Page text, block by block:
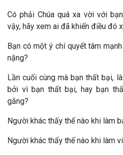
Có phải Chúa quá xa vời với
vậy, hãy xem ai đã khiến điều đó
Bạn có một ý chí quyết tâm
nặng?
Lần cuối cùng mà bạn thất bại,
bởi vì bạn thất bại, hay bạn
gắng?
Người khác thấy thế nào khi làm
Người khác thấy thế nào khi làm